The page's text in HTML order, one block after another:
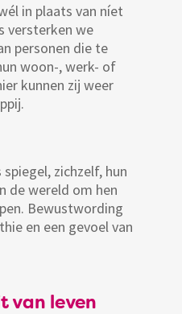
in plaats van níet
versterken we
personen die te
woon-, werk- of
kunnen zij weer
zichzelf, hun
de wereld om hen
Bewustwording
en een gevoel van
van leven